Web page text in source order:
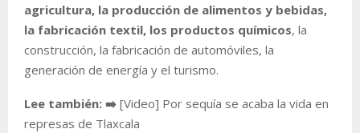
agricultura, la producción de alimentos y bebidas,
la fabricación textil, los productos químicos, la
construcción, la fabricación de automóviles, la
generación de energía y el turismo.
Lee también: ➡️ [Video] Por sequía se acaba la vida en
represas de Tlaxcala